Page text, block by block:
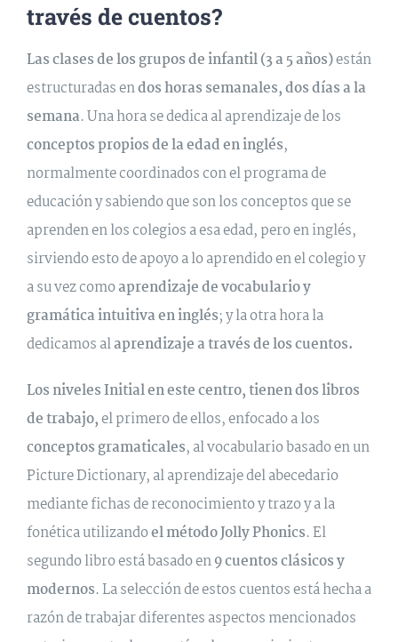
través de cuentos?
Las clases de los grupos de infantil (3 a 5 años)están
estructuradas endos horas semanales, dos días a la
semana. Una hora se dedica al aprendizaje de los
conceptos propios de la edad en inglés,
normalmente coordinados con el programa de
educación y sabiendo que son los conceptos que se
aprenden en los colegios a esa edad, pero en inglés,
sirviendo esto de apoyo a lo aprendido en el colegio y
a su vez comoaprendizaje de vocabulario y
gramática intuitiva en inglés; y la otra hora la
dedicamos alaprendizaje a través de los cuentos.
Los niveles Initial en este centro, tienen dos libros
de trabajo,el primero de ellos, enfocado a los
conceptos gramaticales, al vocabulario basado en un
Picture Dictionary, al aprendizaje del abecedario
mediante fichas de reconocimiento y trazo y a la
fonética utilizandoel método Jolly Phonics. El
segundo libro está basado en9 cuentos clásicos y
modernos. La selección de estos cuentos está hecha a
razón de trabajar diferentes aspectos mencionados